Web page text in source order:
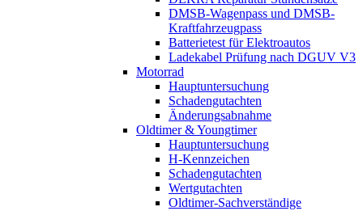
DMSB-Wagenpass und DMSB-
Kraftfahrzeugpass
Batterietest für Elektroautos
Ladekabel Prüfung nach DGUV V3
Motorrad
Hauptuntersuchung
Schadengutachten
Änderungsabnahme
Oldtimer & Youngtimer
Hauptuntersuchung
H-Kennzeichen
Schadengutachten
Wertgutachten
Oldtimer-Sachverständige